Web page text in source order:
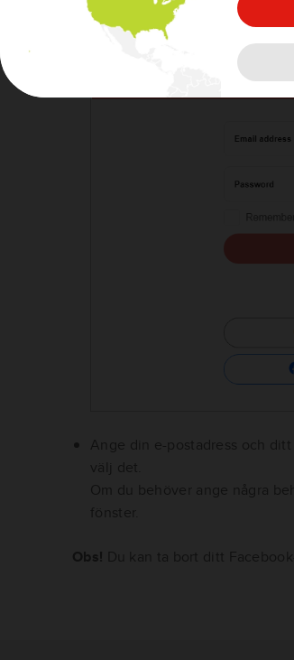
Öppna MyDrive Connect och
Fortsätt med Googleeller